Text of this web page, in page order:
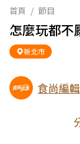
首頁 / 節目
怎麼玩都不
新北市
食尚編